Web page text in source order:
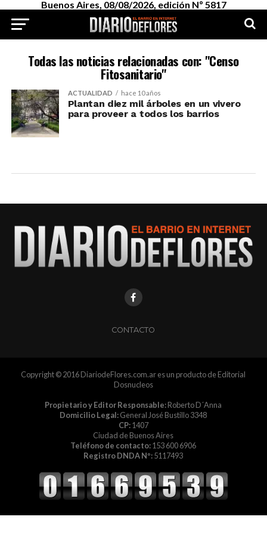
Buenos Aires, 08/08/2026, edición Nº 5817
Todas las noticias relacionadas con: "Censo
Fitosanitario"
ACTUALIDAD hace 10 años
Plantan diez mil árboles en un vivero
para proveer a todos los barrios
CONTACTO
Copyright © 2016 DiariodeFlores.com.ar es un producto de Editorial
Dosnucleos
Propietario y Editor Responsable:Roberto D´Anna
Domicilio Legal:General José Bustillo 3348
CP:1407
Ciudad de Buenos Aires
Teléfono de contacto:153 600 6906
Registro DNDA Nº:5117493